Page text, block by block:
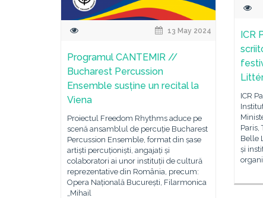
ICR
ICR
Paris,
Belle
și
13 May 2024
Programul CANTEMIR //
Bucharest Percussion
Ensemble susține un recital la
Viena
Proiectul Freedom Rhythms aduce pe
scenă ansamblul de percuție Bucharest
Percussion Ensemble, format din șase
artiști percuționiști, angajați și
colaboratori ai unor instituții de cultură
reprezentative din România, precum:
Opera Națională București, Filarmonica
„Mihail